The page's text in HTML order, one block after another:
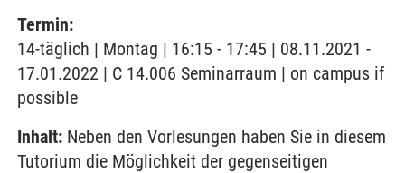
Termin:
14-täglich | Montag | 16:15 - 17:45 | 08.11.2021 -
17.01.2022 | C 14.006 Seminarraum | on campus if
possible
Inhalt: Neben den Vorlesungen haben Sie in diesem
Tutorium die Möglichkeit der gegenseitigen